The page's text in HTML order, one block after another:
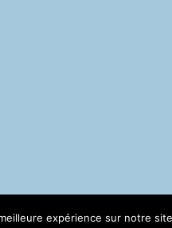
expérience sur notre